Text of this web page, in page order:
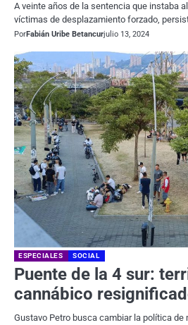
A veinte años de la sentencia que instaba
víctimas de desplazamiento forzado,
PorFabián Uribe Betancurjulio 13, 2024
ESPECIALES SOCIAL
Puente de la 4 sur:
cannábico
Gustavo Petro busca cambiar la política de